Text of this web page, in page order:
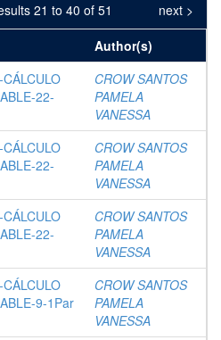
21 to 40 of 51
next >
Author(s)
22-
CROW SANTOS
PAMELA
VANESSA
22-
CROW SANTOS
PAMELA
VANESSA
22-
CROW SANTOS
PAMELA
VANESSA
9-1Par
CROW SANTOS
PAMELA
VANESSA